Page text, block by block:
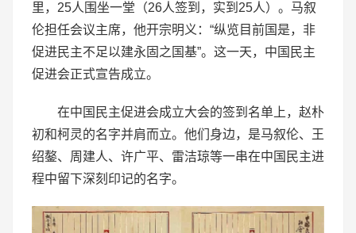
里，25人围坐一堂（26人签到，实到25人）。马叙
伦担任会议主席，他开宗明义：“纵览目前国是，非
促进民主不足以建永固之国基”。这一天，中国民主
促进会正式宣告成立。
在中国民主促进会成立大会的签到名单上，赵朴
初和柯灵的名字并肩而立。他们身边，是马叙伦、王
绍鏊、周建人、许广平、雷洁琼等一串在中国民主进
程中留下深刻印记的名字。